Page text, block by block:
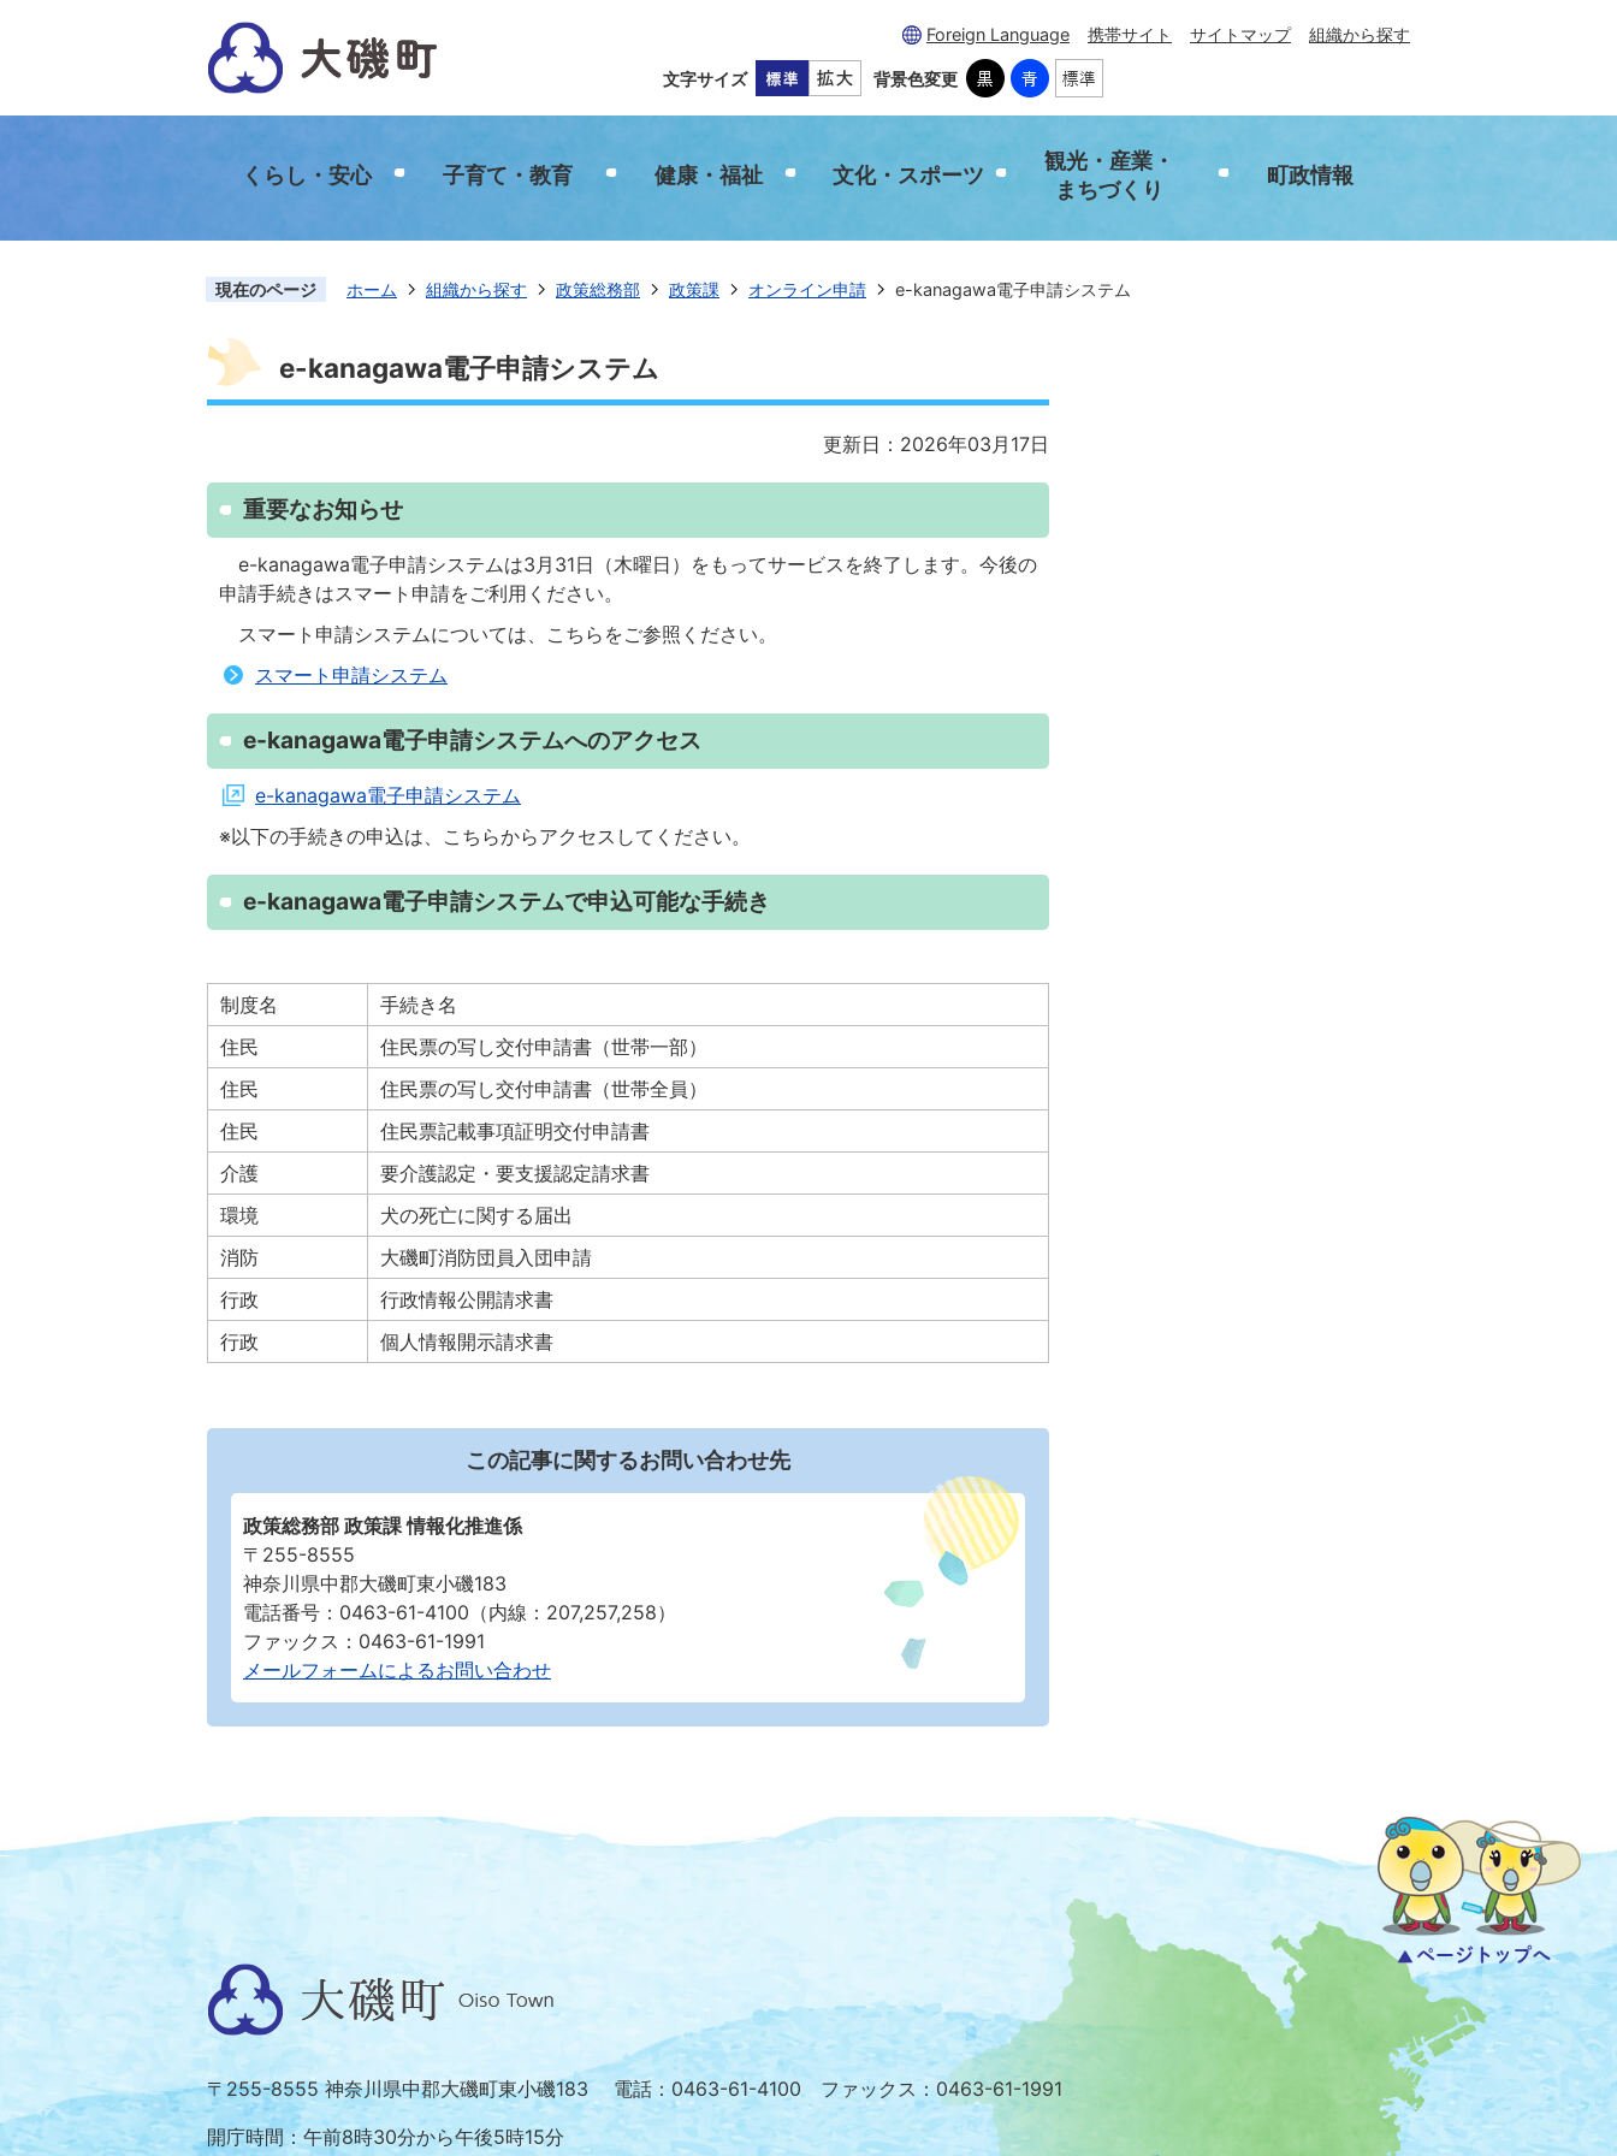
Foreign Language 携帯サイト サイトマップ 組織から探す
文字サイズ 背景色変更
くらし・安心 子育て・教育 健康・福祉 文化・スポーツ
観光・産業・
まちづくり
町政情報
現在のページ ホーム 組織から探す 政策総務部 政策課 オンライン申請 e-kanagawa電子申請システム
e-kanagawa電子申請システム
更新日：2026年03月17日
重要なお知らせ
e-kanagawa電子申請システムは3月31日（木曜日）をもってサービスを終了します。今後の
申請手続きはスマート申請をご利用ください。
スマート申請システムについては、こちらをご参照ください。
スマート申請システム
e-kanagawa電子申請システムへのアクセス
e-kanagawa電子申請システム
※以下の手続きの申込は、こちらからアクセスしてください。
e-kanagawa電子申請システムで申込可能な手続き
制度名
手続き名
住民
住民票の写し交付申請書（世帯一部）
住民
住民票の写し交付申請書（世帯全員）
住民
住民票記載事項証明交付申請書
介護
要介護認定・要支援認定請求書
環境
犬の死亡に関する届出
消防
大磯町消防団員入団申請
行政
行政情報公開請求書
行政
個人情報開示請求書
この記事に関するお問い合わせ先
政策総務部 政策課 情報化推進係
〒255-8555
神奈川県中郡大磯町東小磯183
電話番号：0463-61-4100（内線：207,257,258）
ファックス：0463-61-1991
メールフォームによるお問い合わせ
位
置
を
記
し
大
磯
Oiso
Town
〒255-8555 神奈川県中郡大磯町東小磯183 電話：0463-61-4100 ファックス：0463-61-1991
開庁時間：午前8時30分から午後5時15分